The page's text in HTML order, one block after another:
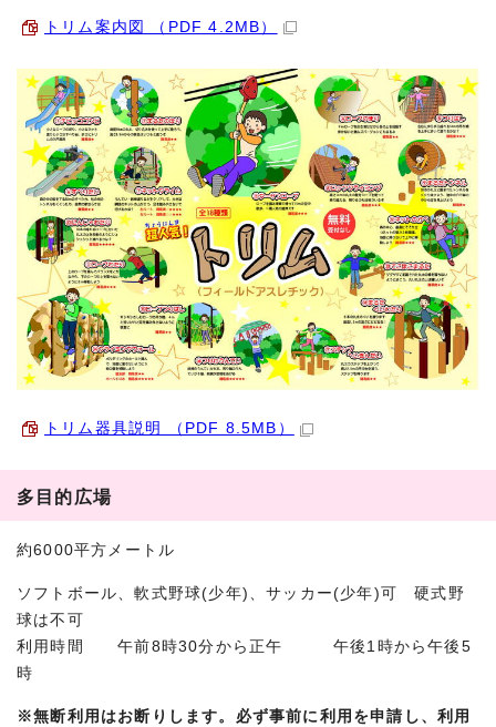
トリム案内図 （PDF 4.2MB）
トリム器具説明 （PDF 8.5MB）
多目的広場
約6000平方メートル
ソフトボール、軟式野球(少年)、サッカー(少年)可 硬式野
球は不可
利用時間 午前8時30分から正午 午後1時から午後5
時
※無断利用はお断りします。必ず事前に利用を申請し、利用